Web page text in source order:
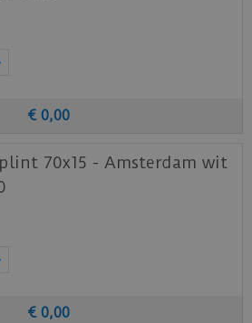
€ 0,00
70x15 - Amsterdam wit
€ 0,00